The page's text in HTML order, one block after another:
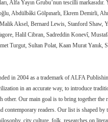
Alfa Yayın Grubu’nun tescilli markasıdır.
Abdülbâki Gölpınarlı, Ekrem Demirli,
Aksel, Bernard Lewis, Stanford Shaw,
Halil Cibran, Sadreddin Konevî,
Turgut, Sultan Polat, Kaan Murat Yanık,
in 2004 as a trademark of ALFA
in an accurate way, to introduce
other. Our main goal is to bring together
contemporary readers. Our list is shaped by
city culture, folk, researches on